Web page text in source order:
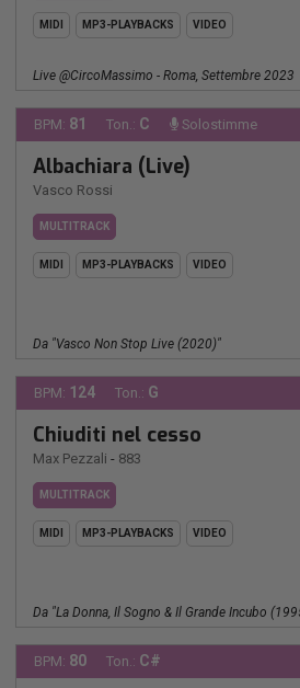
MIDI MP3-PLAYBACKS VIDEO
Live @CircoMassimo - Roma, Settembre 2023
BPM: 81 Ton.: C Solostimme
Albachiara (Live)
Vasco Rossi
MULTITRACK
MIDI MP3-PLAYBACKS VIDEO
Da "Vasco Non Stop Live (2020)"
BPM: 124 Ton.: G
Chiuditi nel cesso
Max Pezzali - 883
MULTITRACK
MIDI MP3-PLAYBACKS VIDEO
Da "La Donna, Il Sogno & Il Grande Incubo
BPM: 80 Ton.: C#